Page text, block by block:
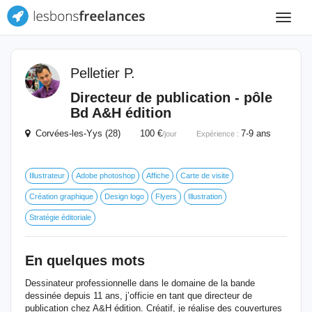
Toggle
Pelletier P.
Directeur de publication - pôle
Bd A&H édition
Corvées-les-Yys (28) 100 €/jour Expérience : 7-9 ans
Illustrateur Adobe photoshop Affiche Carte de visite
Création graphique Design logo Flyers Illustration
Stratégie éditoriale
En quelques mots
Dessinateur professionnelle dans le domaine de la bande
dessinée depuis 11 ans, j’officie en tant que directeur de
publication chez A&H édition. Créatif, je réalise des couvertures